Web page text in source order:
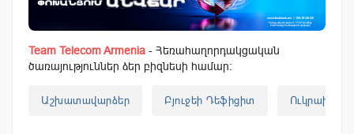
Team Telecom Armenia - Հեռահաղորդակցական
ծառայություններ ձեր բիզնեսի համար:
Աշխատավարձեր Բյուջեի Դեֆիցիտ Ուկրաինա